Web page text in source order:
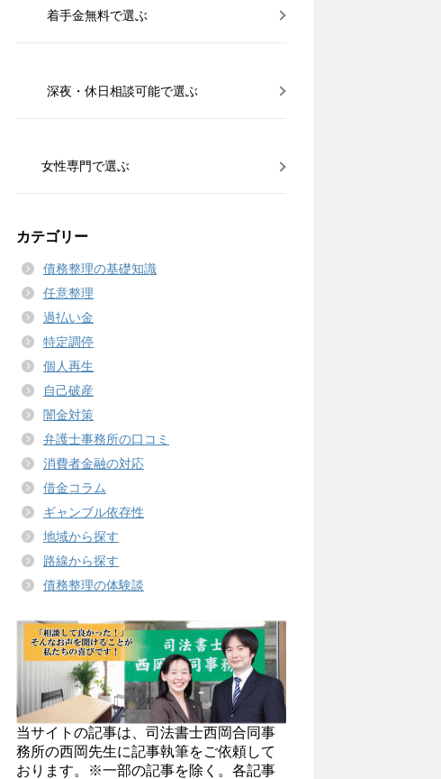
着手金無料で選ぶ
深夜・休日相談可能で選ぶ
女性専門で選ぶ
カテゴリー
債務整理の基礎知識
任意整理
過払い金
特定調停
個人再生
自己破産
闇金対策
弁護士事務所の口コミ
消費者金融の対応
借金コラム
ギャンブル依存性
地域から探す
路線から探す
債務整理の体験談
当サイトの記事は、司法書士西岡合同事
務所の西岡先生に記事執筆をご依頼して
おります。※一部の記事を除く。各記事